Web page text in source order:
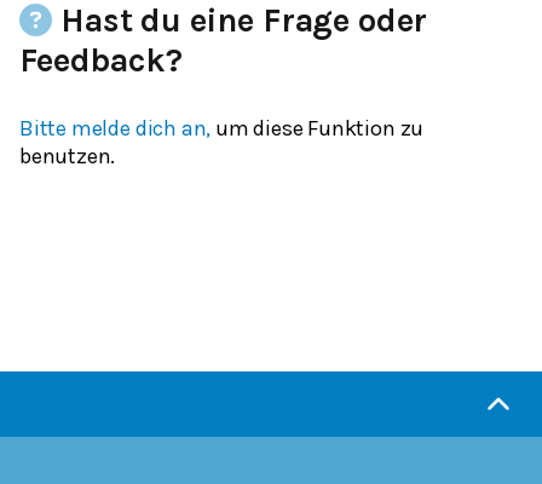
Hast du eine Frage oder
Feedback?
Bitte melde dich an, um diese Funktion zu
benutzen.